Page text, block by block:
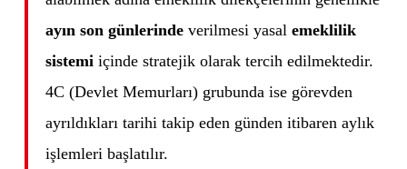
ayın son günlerinde verilmesi yasalemeklilik
sistemi içinde stratejik olarak tercih edilmektedir.
4C (Devlet Memurları) grubunda ise görevden
ayrıldıkları tarihi takip eden günden itibaren aylık
işlemleri başlatılır.